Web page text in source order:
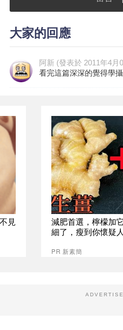
大家的回應
阿新 (發表於 2011年4月
看完這篇深深的覺得學
見
減肥首選，檸檬加
細了，瘦到你懷疑
PR 新素簡